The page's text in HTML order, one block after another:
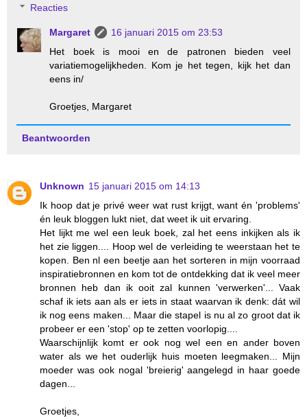
Reacties
Margaret
16 januari 2015 om 23:53
Het boek is mooi en de patronen bieden veel
variatiemogelijkheden. Kom je het tegen, kijk het dan
eens in/
Groetjes, Margaret
Beantwoorden
Unknown 15 januari 2015 om 14:13
Ik hoop dat je privé weer wat rust krijgt, want én 'problems'
én leuk bloggen lukt niet, dat weet ik uit ervaring.
Het lijkt me wel een leuk boek, zal het eens inkijken als ik
het zie liggen.... Hoop wel de verleiding te weerstaan het te
kopen. Ben nl een beetje aan het sorteren in mijn voorraad
inspiratiebronnen en kom tot de ontdekking dat ik veel meer
bronnen heb dan ik ooit zal kunnen 'verwerken'... Vaak
schaf ik iets aan als er iets in staat waarvan ik denk: dát wil
ik nog eens maken... Maar die stapel is nu al zo groot dat ik
probeer er een 'stop' op te zetten voorlopig....
Waarschijnlijk komt er ook nog wel een en ander boven
water als we het ouderlijk huis moeten leegmaken... Mijn
moeder was ook nogal 'breierig' aangelegd in haar goede
dagen...
Groetjes,